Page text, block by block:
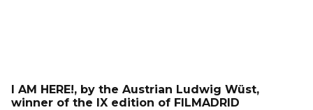
I AM HERE!, by the Austrian Ludwig Wüst,
winner of the IX edition of FILMADRID